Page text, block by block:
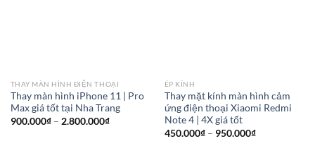
THAY MÀN HÌNH ĐIỆN THOẠI
Thay màn hình iPhone 11 | Pro
Max giá tốt tại Nha Trang
900.000₫ – 2.800.000₫Khoảng
ÉP KÍNH
Thay mặt kính màn hình cảm
ứng điện thoại Xiaomi Redmi
Note 4 | 4X giá tốt
450.000₫ – 950.000₫Khoảng